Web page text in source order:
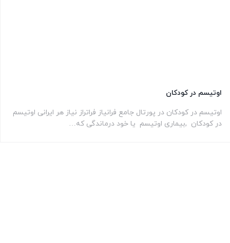
اوتیسم در کودکان
اوتیسم در کودکان در پورتال جامع فرانیاز فراتراز نیاز هر ایرانی اوتیسم
در کودکان ,بیماری اوتیسم یا خود درماندگی که…